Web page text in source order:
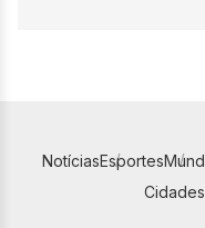
NotíciasEsportes
Cidades